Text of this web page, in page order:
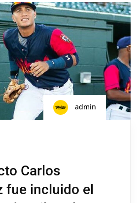
admin
Carlos
fue incluido el